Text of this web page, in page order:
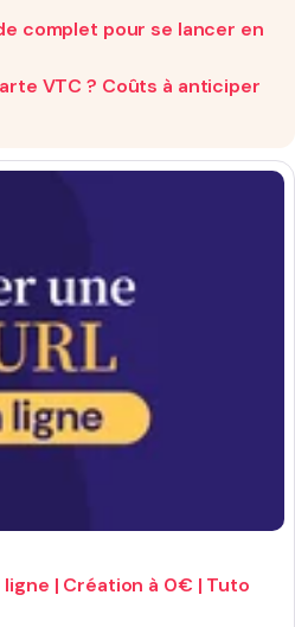
complet pour se lancer en
VTC ? Coûts à anticiper
ligne | Création à 0€ | Tuto